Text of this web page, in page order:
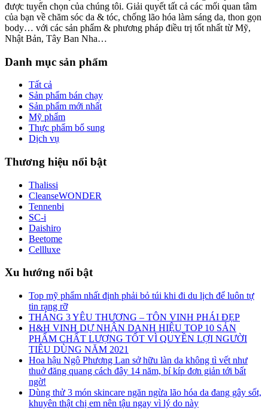
được tuyển chọn của chúng tôi. Giải quyết tất cả các mối quan tâm
của bạn về chăm sóc da & tóc, chống lão hóa làm sáng da, thon gọn
body… với các sản phẩm & phương pháp điều trị tốt nhất từ Mỹ,
Nhật Bản, Tây Ban Nha…
Danh mục sản phẩm
Tất cả
Sản phẩm bán chạy
Sản phẩm mới nhất
Mỹ phẩm
Thực phẩm bổ sung
Dịch vụ
Thương hiệu nổi bật
Thalissi
CleanseWONDER
Tennenbi
SC-i
Daishiro
Beetome
Cellluxe
Xu hướng nổi bật
Top mỹ phẩm nhất định phải bỏ túi khi đi du lịch để luôn tự
tin rạng rỡ
THÁNG 3 YÊU THƯƠNG – TÔN VINH PHÁI ĐẸP
H&H VINH DỰ NHẬN DANH HIỆU TOP 10 SẢN
PHẨM CHẤT LƯỢNG TỐT VÌ QUYỀN LỢI NGƯỜI
TIÊU DÙNG NĂM 2021
Hoa hậu Ngô Phương Lan sở hữu làn da không tì vết như
thuở đăng quang cách đây 14 năm, bí kíp đơn giản tới bất
ngờ!
Dùng thử 3 món skincare ngăn ngừa lão hóa da đang gây sốt,
khuyên thật chị em nên tậu ngay vì lý do này